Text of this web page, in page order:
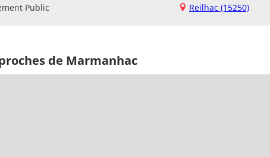
Public Reilhac (15250)
de Marmanhac